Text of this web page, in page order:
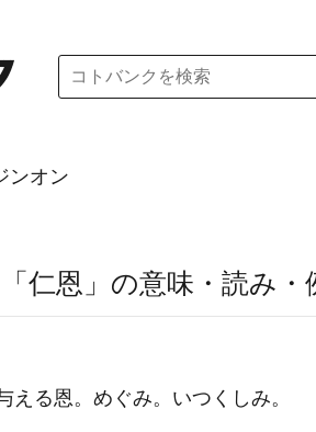
ンオン
「仁恩」の意味・読み・
える恩。めぐみ。いつくしみ。